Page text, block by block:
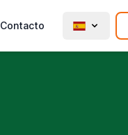
Contacto